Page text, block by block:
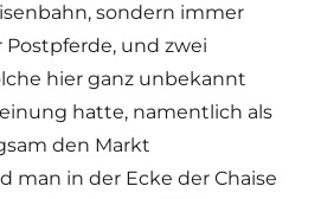
sondern immer
und zwei
hier ganz unbekannt
hatte, namentlich als
den Markt
man in der Ecke der Chaise